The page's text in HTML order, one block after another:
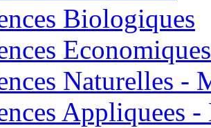
Biologiques
Economiques
Naturelles -
Appliquees